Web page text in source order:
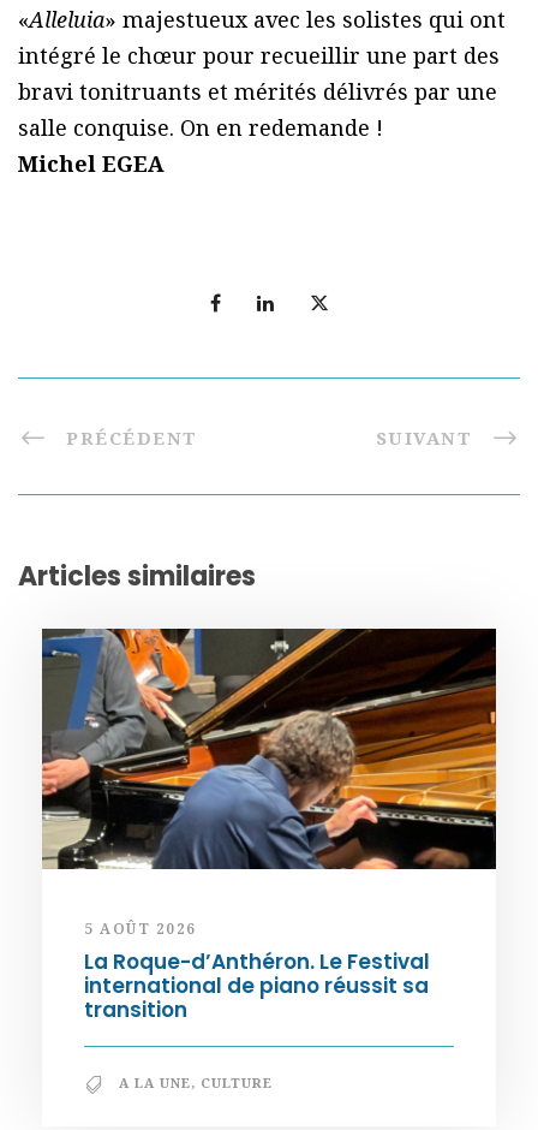
«Alleluia» majestueux avec les solistes qui ont
intégré le chœur pour recueillir une part des
bravi tonitruants et mérités délivrés par une
salle conquise. On en redemande !
Michel EGEA
PRÉCÉDENT SUIVANT
Articles similaires
5 AOÛT 2026
La Roque-d’Anthéron. Le Festival
international de piano réussit sa
transition
A LA UNE, CULTURE